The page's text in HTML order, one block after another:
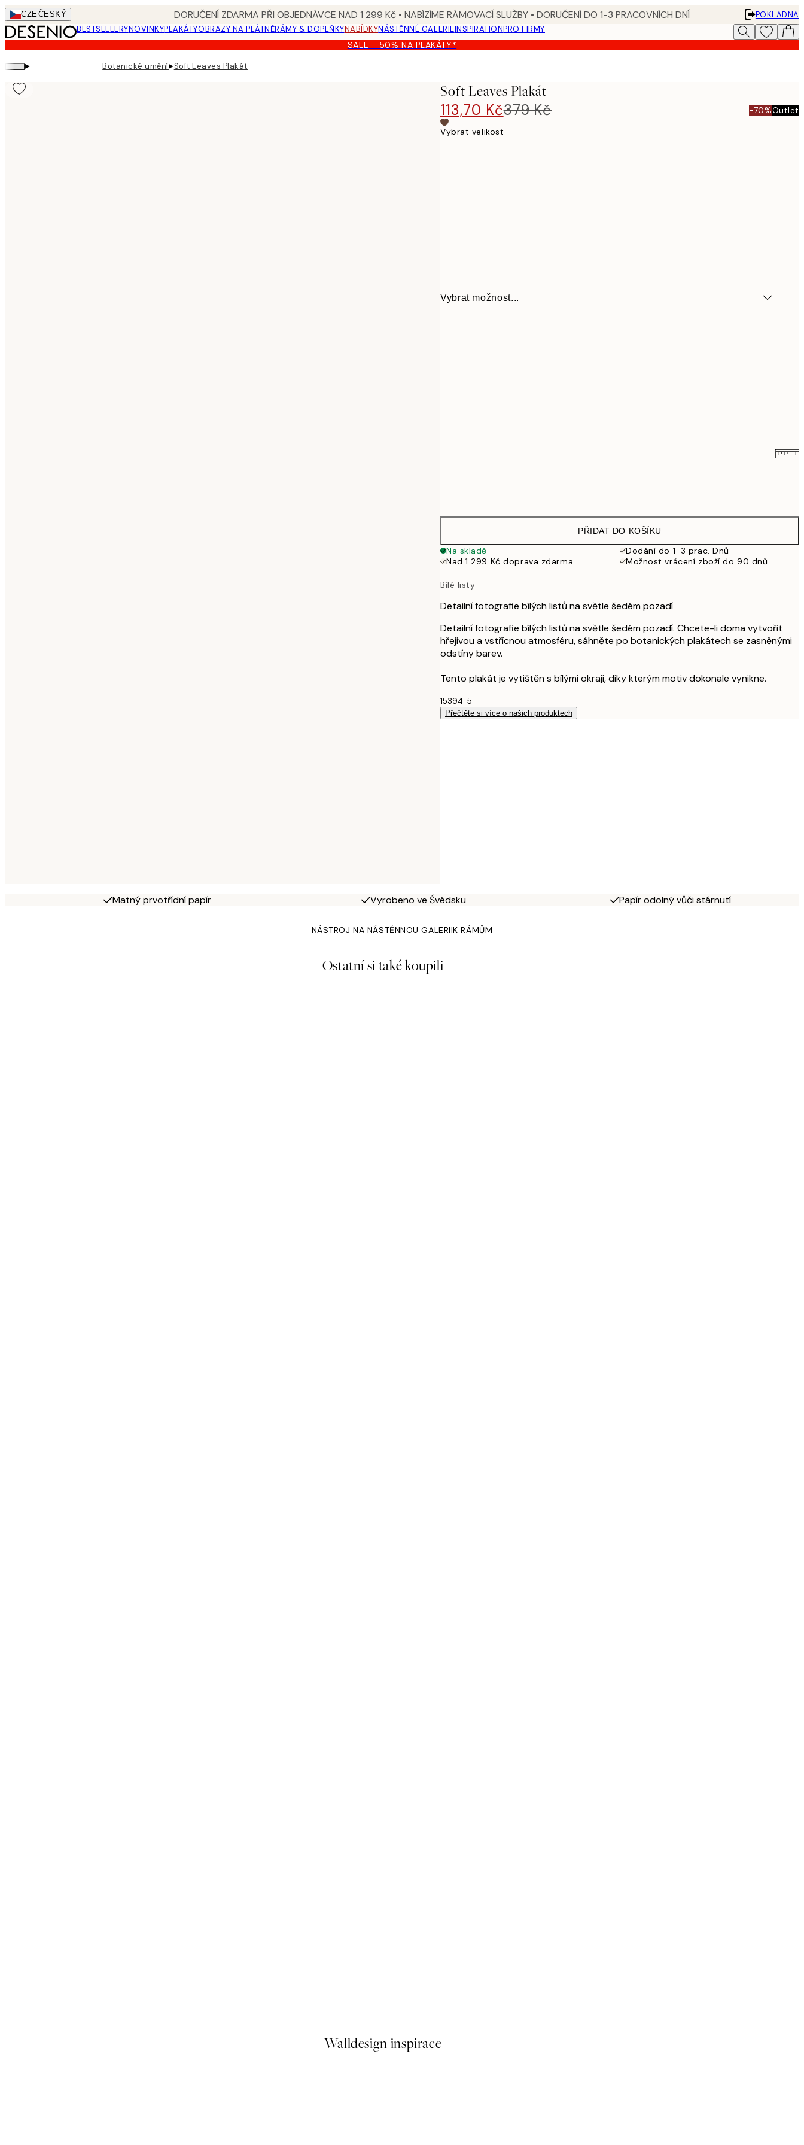
Skip
to
main
content.
CZEČESKÝ DORUČENÍ ZDARMA PŘI OBJEDNÁVCE NAD 1 299 Kč • NABÍZÍME RÁMOVACÍ SLUŽBY • DORUČENÍ DO 1-3 PRACOVNÍCH DNÍ
POKLADNA
BESTSELLERYNOVINKYPLAKÁTYOBRAZY NA PLÁTNĚRÁMY & DOPLŇKYNABÍDKYNÁSTĚNNÉ GALERIEINSPIRATIONPRO FIRMY
SALE - 50% NA PLAKÁTY*
▸ Botanické umění▸Soft Leaves Plakát
Soft Leaves Plakát
113,70 Kč379 Kč -70%Outlet
Vybrat velikost
Vybrat možnost...
PŘIDAT DO KOŠÍKU
Na skladě
Dodání do 1-3 prac. Dnů
Nad 1 299 Kč doprava zdarma.
Možnost vrácení zboží do 90 dnů
Bílé listy
Detailní fotografie bílých listů na světle šedém pozadí
Detailní fotografie bílých listů na světle šedém pozadí. Chcete-li doma vytvořit
hřejivou a vstřícnou atmosféru, sáhněte po botanických plakátech se zasněnými
odstíny barev.
Tento plakát je vytištěn s bílými okraji, díky kterým motiv dokonale vynikne.
15394-5
Přečtěte si více o našich produktech
Matný prvotřídní papír Vyrobeno ve Švédsku Papír odolný vůči stárnutí
NÁSTROJ NA NÁSTĚNNOU GALERIIK RÁMŮM
Ostatní si také koupili
Walldesign inspirace